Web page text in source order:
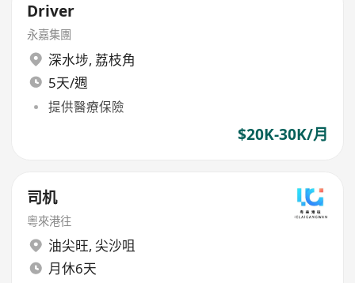
Driver
永嘉集團
深水埗, 荔枝角
5天/週
提供醫療保險
$20K-30K/月
司机
粵來港往
油尖旺, 尖沙咀
月休6天